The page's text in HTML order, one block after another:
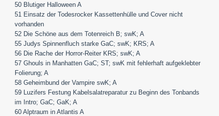
50 Blutiger Halloween A
51 Einsatz der Todesrocker Kassettenhülle und Cover nicht
vorhanden
52 Die Schöne aus dem Totenreich B; swK; A
55 Judys Spinnenfluch starke GaC; swK; KRS; A
56 Die Rache der Horror-Reiter KRS; swK; A
57 Ghouls in Manhatten GaC; ST; swK mit fehlerhaft aufgeklebter
Folierung; A
58 Geheimbund der Vampire swK; A
59 Luzifers Festung Kabelsalatreparatur zu Beginn des Tonbands
im Intro; GaC; GaK; A
60 Alptraum in Atlantis A